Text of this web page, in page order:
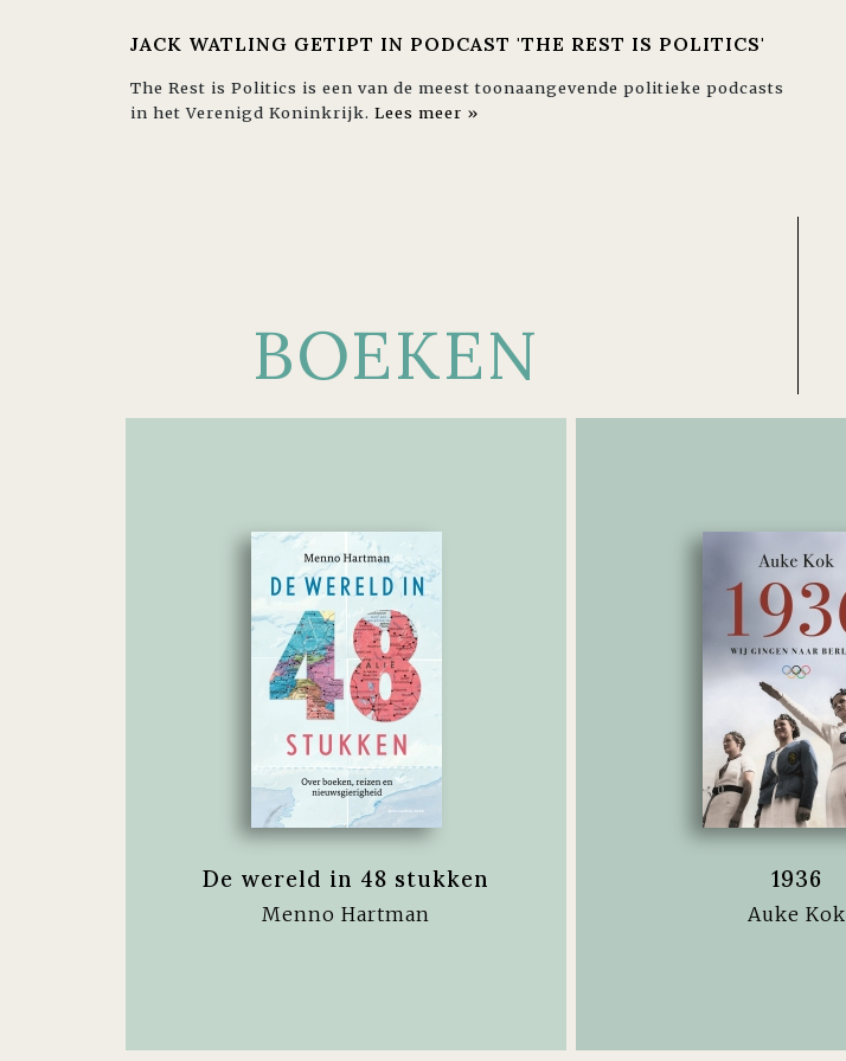
JACK WATLING GETIPT IN PODCAST 'THE REST IS POLITICS'
The Rest is Politics is een van de meest toonaangevende politieke podcasts
in het Verenigd Koninkrijk. Lees meer »
BOEKEN
De wereld in 48 stukken
Menno Hartman
1936
Auke Kok